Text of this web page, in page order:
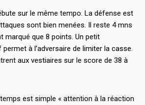
sur le même tempo. La défense est
sont bien menées. Il reste 4 mns
marqué que 8 points. Un petit
à l’adversaire de limiter la casse.
aux vestiaires sur le score de 38 à
est simple « attention à la réaction